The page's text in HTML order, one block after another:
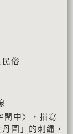
俗
閨中》，描寫
圖」的刺繡，